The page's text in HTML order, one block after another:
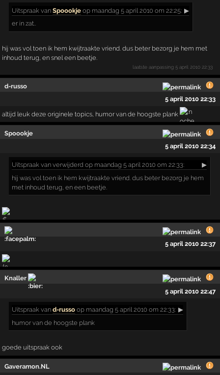
Uitspraak vanSpoookje op maandag 5 april 2010 om 22:25: ▶
er in zat..
hij was vol toen ik hem kwijtraakte vriend. dus beter bezorg je hem met
inhoud terug, en snel een beetje.
laatste aanpassing5 april 2010 22:33
d-russo
5 april 2010 22:33
altijd leuk deze originele topics, humor van de hoogste plank
Spoookje
5 april 2010 22:34
Uitspraak van verwijderd op maandag 5 april 2010 om 22:33:
▶
hij was vol toen ik hem kwijtraakte vriend. dus beter bezorg je hem
met inhoud terug, en een beetje.
5 april 2010 22:37
Knaller
5 april 2010 22:47
Uitspraak vand-russo op maandag 5 april 2010 om 22:33: ▶
humor van de hoogste plank
goede uitspraak ook
Gaveramon.NL